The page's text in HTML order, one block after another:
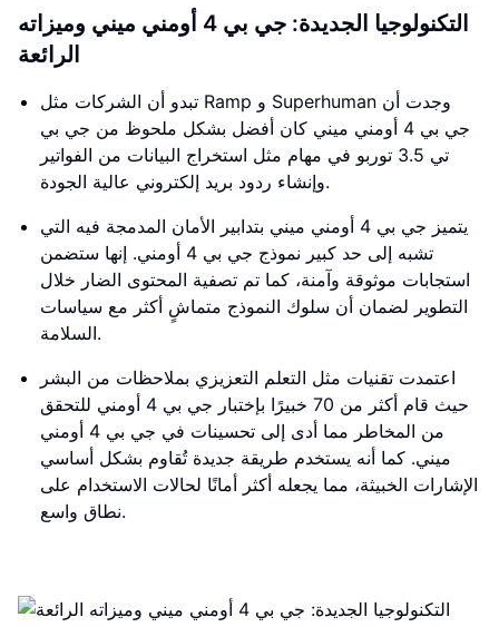
التكنولوجيا الجديدة: جي بي 4 أومني ميني وميزاته
الرائعة
تبدو أن الشركات مثل Ramp و Superhuman وجدت أن
جي بي 4 أومني ميني كان أفضل بشكل ملحوظ من جي بي
تي 3.5 توربو في مهام مثل استخراج البيانات من الفواتير
وإنشاء ردود بريد إلكتروني عالية الجودة.
يتميز جي بي 4 أومني ميني بتدابير الأمان المدمجة فيه التي
تشبه إلى حد كبير نموذج جي بي 4 أومني. إنها ستضمن
استجابات موثوقة وآمنة، كما تم تصفية المحتوى الضار خلال
التطوير لضمان أن سلوك النموذج متماشٍ أكثر مع سياسات
السلامة.
اعتمدت تقنيات مثل التعلم التعزيزي بملاحظات من البشر
حيث قام أكثر من 70 خبيرًا بإختبار جي بي 4 أومني للتحقق
من المخاطر مما أدى إلى تحسينات في جي بي 4 أومني
ميني. كما أنه يستخدم طريقة جديدة تُقاوم بشكل أساسي
الإشارات الخبيثة، مما يجعله أكثر أمانًا لحالات الاستخدام على
نطاق واسع.